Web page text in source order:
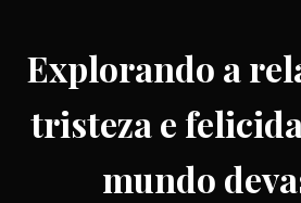
Explorando a
tristeza e
mundo